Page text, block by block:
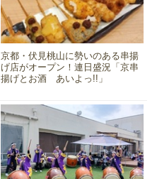
京都・伏見桃山に勢いのある串揚
げ店がオープン！連日盛況「京串
揚げとお酒 あいよっ!!」